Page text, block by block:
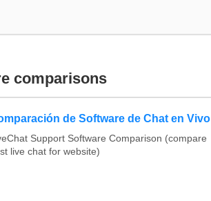
comparisons
de Software de Chat en Vivo
Support Software Comparison (compare
live chat for website)